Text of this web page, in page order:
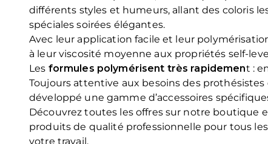
différents styles et humeurs, allant des coloris
spéciales soirées élégantes.
Avec leur application facile et leur
à leur viscosité moyenne aux propriétés self-
Les formules polymérisent très rapidement :
Toujours attentive aux besoins des
développé une gamme d’accessoires
Découvrez toutes les offres sur notre boutique
produits de qualité professionnelle pour tous
votre travail.